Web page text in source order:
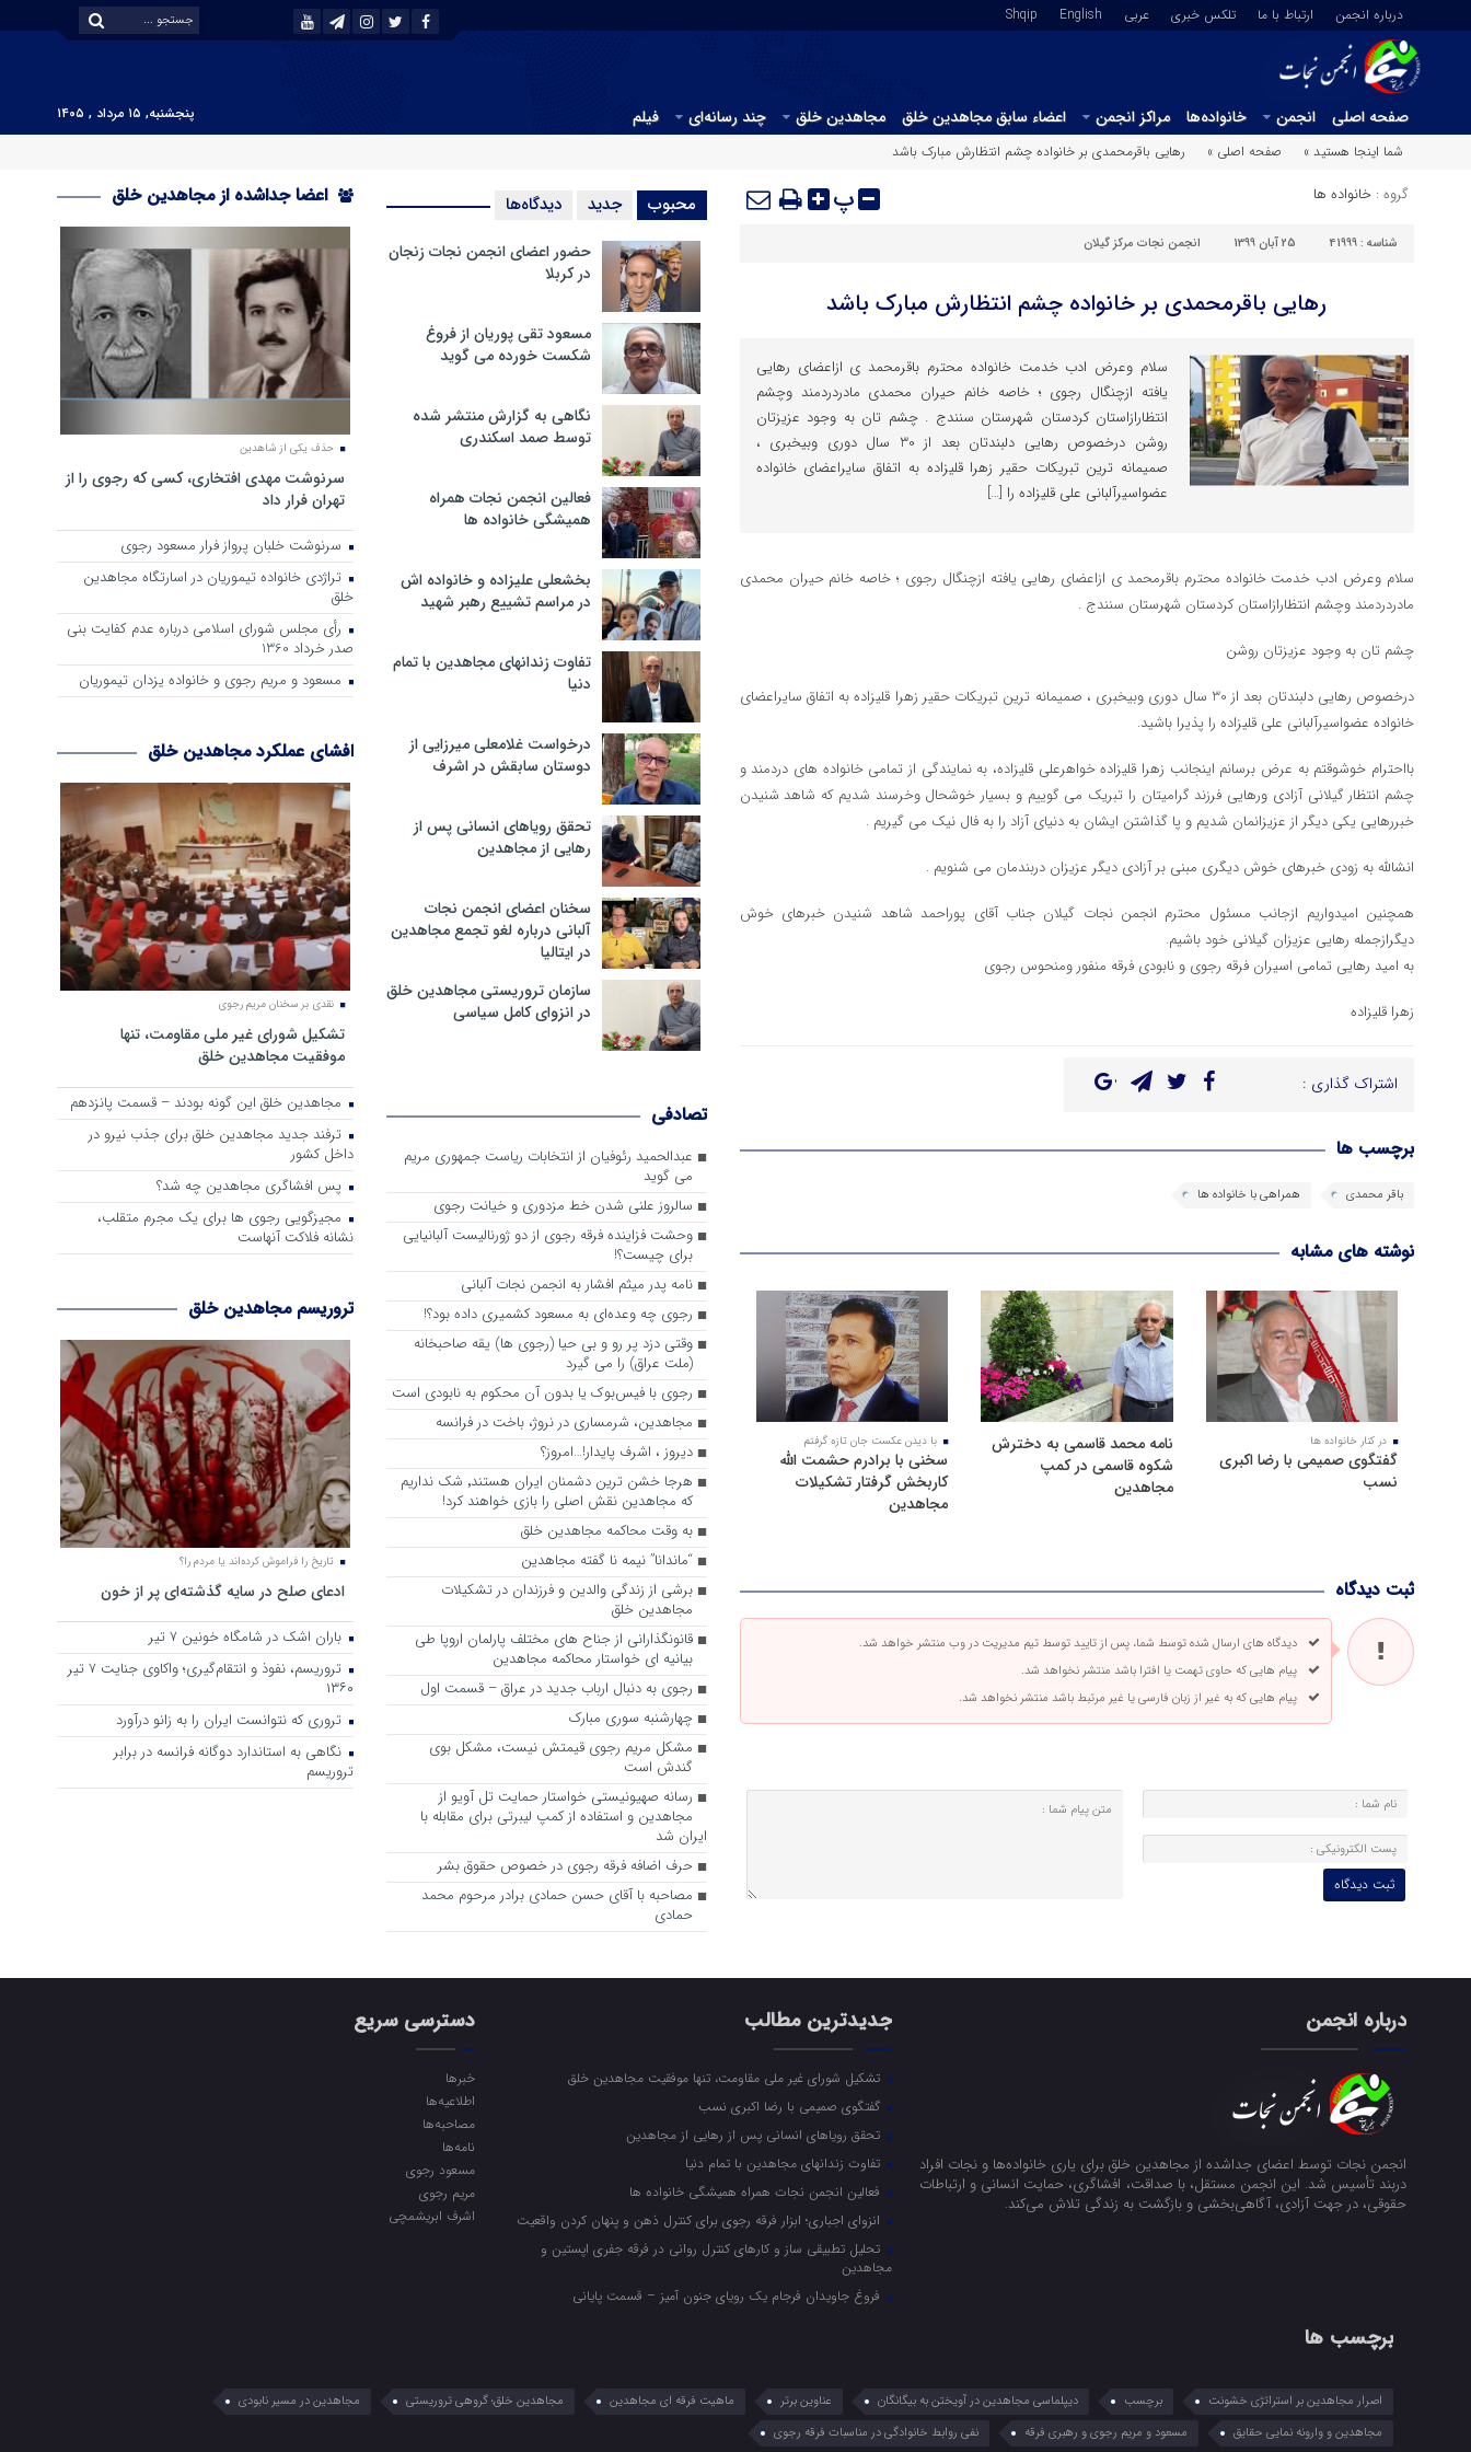
درباره انجمن ارتباط با ما تلکس خبری عربي English
Shqip
صفحه اصلی انجمن خانواده‌ها مراکز انجمن اعضاء سابق مجاهدین خلق مجاهدین خلق چند رسانه‌ای فیلم
پنجشنبه, ۱۵ مرداد , ۱۴۰۵
شما اینجا هستید »
صفحه اصلی » رهایی باقرمحمدی بر خانواده چشم انتظارش مبارک باشد
گروه : خانواده ها پ
شناسه : 41999 25 آبان 1399 انجمن نجات مرکز گیلان
رهایی باقرمحمدی بر خانواده چشم انتظارش مبارک باشد
سلام وعرض ادب خدمت خانواده محترم باقرمحمد ی ازاعضای رهایی
یافته ازچنگال رجوی ؛ خاصه خانم حیران محمدی مادردردمند وچشم
انتظارازاستان کردستان شهرستان سنندج . چشم تان به وجود عزیزتان
روشن درخصوص رهایی دلبندتان بعد از 30 سال دوری وبیخبری ،
صمیمانه ترین تبریکات حقیر زهرا قلیزاده به اتفاق سایراعضای خانواده
عضواسیرآلبانی علی قلیزاده را […]
سلام وعرض ادب خدمت خانواده محترم باقرمحمد ی ازاعضای رهایی یافته ازچنگال رجوی ؛ خاصه خانم حیران محمدی
مادردردمند وچشم انتظارازاستان کردستان شهرستان سنندج .
چشم تان به وجود عزیزتان روشن
درخصوص رهایی دلبندتان بعد از 30 سال دوری وبیخبری ، صمیمانه ترین تبریکات حقیر زهرا قلیزاده به اتفاق سایراعضای
خانواده عضواسیرآلبانی علی قلیزاده را پذیرا باشید.
بااحترام خوشوقتم به عرض برسانم اینجانب زهرا قلیزاده خواهرعلی قلیزاده، به نمایندگی از تمامی خانواده های دردمند و
چشم انتظار گیلانی آزادی ورهایی فرزند گرامیتان را تبریک می گوییم و بسیار خوشحال وخرسند شدیم که شاهد شنیدن
خبررهایی یکی دیگر از عزیزانمان شدیم و پا گذاشتن ایشان به دنیای آزاد را به فال نیک می گیریم .
انشالله به زودی خبرهای خوش دیگری مبنی بر آزادی دیگر عزیزان دربندمان می شنویم .
همچنین امیدواریم ازجانب مسئول محترم انجمن نجات گیلان جناب آقای پوراحمد شاهد شنیدن خبرهای خوش
دیگرازجمله رهایی عزیزان گیلانی خود باشیم.
به امید رهایی تمامی اسیران فرقه رجوی و نابودی فرقه منفور ومنحوس رجوی
زهرا قلیزاده
اشتراک گذاری :
برچسب ها
باقر محمدی همراهی با خانواده ها
نوشته های مشابه
در کنار خانواده ها
گفتگوی صمیمی با رضا اکبری
نسب
نامه محمد قاسمی به دخترش
شکوه قاسمی در کمپ
مجاهدین
با دیدن عکست جان تازه گرفتم
سخنی با برادرم حشمت الله
کاربخش گرفتار تشکیلات
مجاهدین
ثبت دیدگاه
دیدگاه های ارسال شده توسط شما، پس از تایید توسط تیم مدیریت در وب منتشر خواهد شد.
پیام هایی که حاوی تهمت یا افترا باشد منتشر نخواهد شد.
پیام هایی که به غیر از زبان فارسی یا غیر مرتبط باشد منتشر نخواهد شد.
محبوب جدید دیدگاه‌ها
حضور اعضای انجمن نجات زنجان
در کربلا
مسعود تقی پوریان از فروغ
شکست خورده می گوید
نگاهی به گزارش منتشر شده
توسط صمد اسکندری
فعالین انجمن نجات همراه
همیشگی خانواده ها
بخشعلی علیزاده و خانواده اش
در مراسم تشییع رهبر شهید
تفاوت زندانهای مجاهدین با تمام
دنیا
درخواست غلامعلی میرزایی از
دوستان سابقش در اشرف
تحقق رویاهای انسانی پس از
رهایی از مجاهدین
سخنان اعضای انجمن نجات
آلبانی درباره لغو تجمع مجاهدین
در ایتالیا
سازمان تروریستی مجاهدین خلق
در انزوای کامل سیاسی
تصادفی
عبدالحمید رئوفیان از انتخابات ریاست جمهوری مریم
می گوید
سالروز علنی شدن خط مزدوری و خیانت رجوی
وحشت فزاینده فرقه رجوی از دو ژورنالیست آلبانیایی
برای چیست؟!
نامه پدر میثم افشار به انجمن نجات آلبانی
رجوی چه وعده‌ای به مسعود کشمیری داده بود؟!
وقتی دزد پر رو و بی حیا (رجوی ها) یقه صاحبخانه
(ملت عراق) را می گیرد
رجوی با فیس‌بوک یا بدون آن محکوم به نابودی است
مجاهدین، شرم‎ساری در نروژ، باخت در فرانسه
ديروز ، اشرف پايدار!…امروز؟
هرجا خشن ترین دشمنان ایران هستند٬ شک نداریم
که مجاهدین نقش اصلی را بازی خواهند کرد!
به وقت محاکمه مجاهدین خلق
“ماندانا” نیمه نا گفته مجاهدین
برشی از زندگی والدین و فرزندان در تشکیلات
مجاهدین خلق
قانونگذارانی از جناح های مختلف پارلمان اروپا طی
بیانیه ای خواستار محاکمه مجاهدین
رجوی به دنبال ارباب جدید در عراق – قسمت اول
چهارشنبه سوری مبارک
مشکل مریم رجوی قیمتش نیست، مشکل بوی
گندش است
رسانه صهیونیستی خواستار حمایت تل آویو از
مجاهدین و استفاده از کمپ لیبرتی برای مقابله با
ایران شد
حرف اضافه فرقه رجوی در خصوص حقوق بشر
مصاحبه با آقای حسن حمادی برادر مرحوم محمد
حمادی
اعضا جداشده از مجاهدین خلق
حذف یکی از شاهدین
سرنوشت مهدی افتخاری، کسی که رجوی را از
تهران فرار داد
سرنوشت خلبان پرواز فرار مسعود رجوی
تراژدی خانواده تیموریان در اسارتگاه مجاهدین
خلق
رأی مجلس شورای اسلامی درباره عدم كفایت بنی
صدر خرداد 1360
مسعود و مریم رجوی و خانواده یزدان تیموریان
افشای عملکرد مجاهدین خلق
نقدی بر سخنان مریم رجوی
تشکیل شورای غیر ملی مقاومت، تنها
موفقیت مجاهدین خلق
مجاهدین خلق این گونه بودند – قسمت پانزدهم
ترفند جدید مجاهدین خلق برای جذب نیرو در
داخل کشور
پس افشاگری مجاهدین چه شد؟
مجیزگویی رجوی ها برای یک مجرم متقلب،
نشانه فلاکت آنهاست
تروریسم مجاهدین خلق
تاریخ را فراموش کرده‌اند یا مردم را؟
ادعای صلح در سایه گذشته‌ای پر از خون
باران اشک در شامگاه خونین 7 تیر
تروریسم، نفوذ و انتقام‌گیری؛ واکاوی جنایت ۷ تیر
۱۳۶۰
تروری که نتوانست ایران را به زانو درآورد
نگاهی به استاندارد دوگانه فرانسه در برابر
تروریسم
درباره انجمن
انجمن نجات توسط اعضای جداشده از مجاهدین خلق برای یاری خانواده‌ها و نجات افراد
دربند تأسیس شد. این انجمن مستقل، با صداقت، افشاگری، حمایت انسانی و ارتباطات
حقوقی، در جهت آزادی، آگاهی‌بخشی و بازگشت به زندگی تلاش می‌کند.
جدیدترین مطالب
تشکیل شورای غیر ملی مقاومت، تنها موفقیت مجاهدین خلق
گفتگوی صمیمی با رضا اکبری نسب
تحقق رویاهای انسانی پس از رهایی از مجاهدین
تفاوت زندانهای مجاهدین با تمام دنیا
فعالین انجمن نجات همراه همیشگی خانواده ها
انزوای اجباری؛ ابزار فرقه رجوی برای کنترل ذهن و پنهان کردن واقعیت
تحلیل تطبیقی ساز و کارهای کنترل روانی در فرقه جفری اپستین و
مجاهدین
فروغ جاویدان فرجام یک رویای جنون آمیز – قسمت پایانی
دسترسی سریع
خبرها
اطلاعیه‌ها
مصاحبه‌ها
نامه‌ها
مسعود رجوی
مریم رجوی
اشرف ابریشمچی
برچسب ها
اصرار مجاهدین بر استراتژی خشونت برچسب دیپلماسی مجاهدین در آویختن به بیگانگان عناوین برتر ماهیت فرقه ای مجاهدین مجاهدین خلق؛ گروهی تروریستی
مجاهدین در مسیر نابودی
مجاهدین و وارونه نمایی حقایق
مسعود و مریم رجوی و رهبری فرقه نفی روابط خانوادگی در مناسبات فرقه رجوی